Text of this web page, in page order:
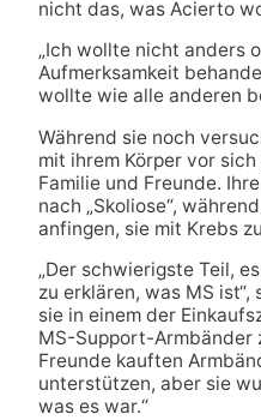
nicht das, was Acierto
„Ich wollte nicht anders
Aufmerksamkeit
wollte wie alle anderen
Während sie noch
mit ihrem Körper vor
Familie und Freunde.
nach „Skoliose“,
anfingen, sie mit Krebs
„Der schwierigste Teil,
zu erklären, was MS
sie in einem der
MS-Support-Armbänder
Freunde kauften
unterstützen, aber sie
was es war.“